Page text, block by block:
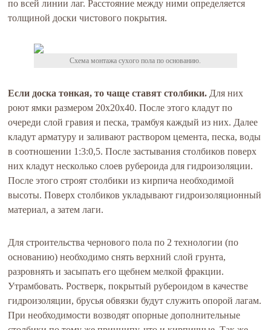
по всей линии лаг. Расстояние между ними определяется
толщиной доски чистового покрытия.
Схема монтажа сухого пола по основанию.
Если доска тонкая, то чаще ставят столбики. Для них
роют ямки размером 20х20х40. После этого кладут по
очереди слой гравия и песка, трамбуя каждый из них. Далее
кладут арматуру и заливают раствором цемента, песка, воды
в соотношении 1:3:0,5. После застывания столбиков поверх
них кладут несколько слоев рубероида для гидроизоляции.
После этого строят столбики из кирпича необходимой
высоты. Поверх столбиков укладывают гидроизоляционный
материал, а затем лаги.
Для строительства чернового пола по 2 технологии (по
основанию) необходимо снять верхний слой грунта,
разровнять и засыпать его щебнем мелкой фракции.
Утрамбовать. Ростверк, покрытый рубероидом в качестве
гидроизоляции, брусья обвязки будут служить опорой лагам.
При необходимости возводят опорные дополнительные